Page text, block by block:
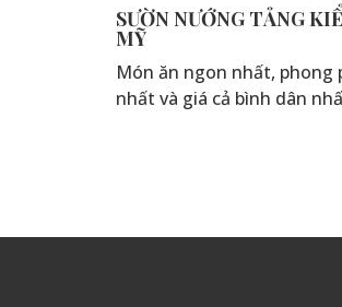
SƯỜN NƯỚNG TẢNG
MỸ
Món ăn ngon nhất, phong
nhất và giá cả bình dân